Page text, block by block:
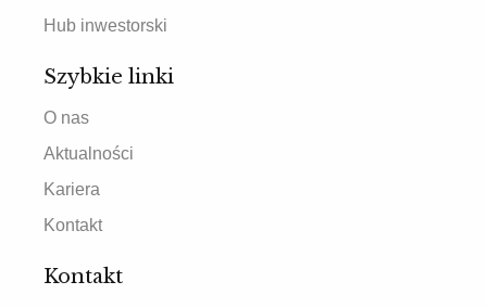
Hub inwestorski
Szybkie linki
O nas
Aktualności
Kariera
Kontakt
Kontakt